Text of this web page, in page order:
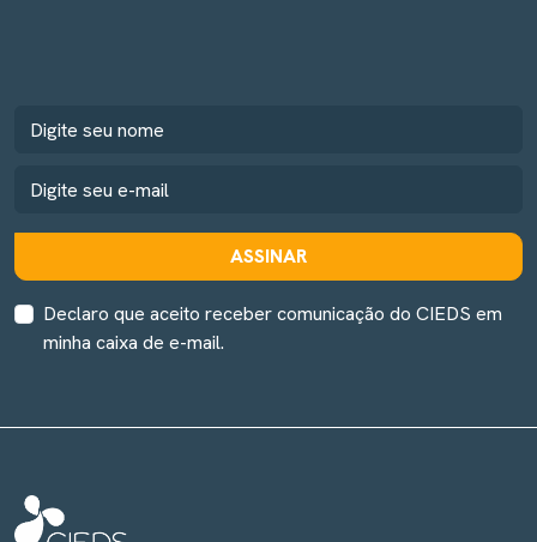
ASSINAR
Declaro que aceito receber comunicação do CIEDS em
minha caixa de e-mail.